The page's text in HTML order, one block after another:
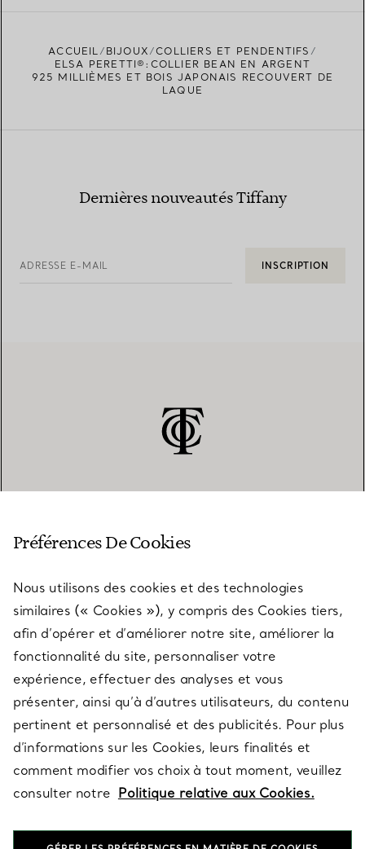
TROUVEZ LA BOUTIQUE LA PLUS PROCHE
ACCUEIL BIJOUX
COLLIERS ET PENDENTIFS
ELSA PERETTI®:COLLIER BEAN EN ARGENT
925 MILLIÈMES ET BOIS JAPONAIS RECOUVERT DE
LAQUE
Dernières nouveautés Tiffany
ADRESSE E-MAIL INSCRIPTION
SERVICES
À PROPOS
QUESTIONS LÉGALES
SUIVEZ-NOUS
Préférences De Cookies
Nous utilisons des cookies et des technologies
similaires (« Cookies »), y compris des Cookies tiers,
afin d’opérer et d’améliorer notre site, améliorer la
fonctionnalité du site, personnaliser votre
expérience, effectuer des analyses et vous
présenter, ainsi qu’à d’autres utilisateurs, du contenu
pertinent et personnalisé et des publicités. Pour plus
d’informations sur les Cookies, leurs finalités et
comment modifier vos choix à tout moment, veuillez
consulter notre Politique relative aux Cookies.